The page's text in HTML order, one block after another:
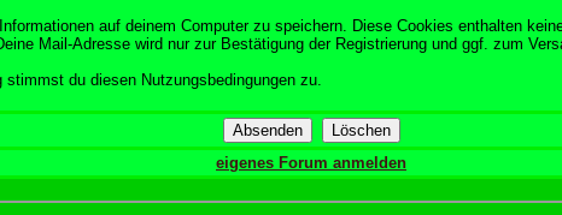
auf deinem Computer zu speichern. Diese Cookies enthalten
Mail-Adresse wird nur zur Bestätigung der Registrierung und ggf. zum
du diesen Nutzungsbedingungen zu.
eigenes Forum anmelden